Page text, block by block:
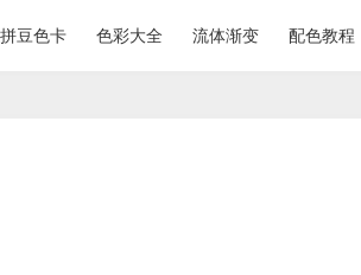
拼豆色卡 色彩大全 流体渐变 配色教程